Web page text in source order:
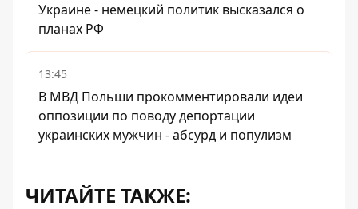
Украине - немецкий политик высказался о
планах РФ
13:45
В МВД Польши прокомментировали идеи
оппозиции по поводу депортации
украинских мужчин - абсурд и популизм
ЧИТАЙТЕ ТАКЖЕ: